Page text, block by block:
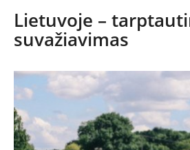
Lietuvoje –
suvažiavimas